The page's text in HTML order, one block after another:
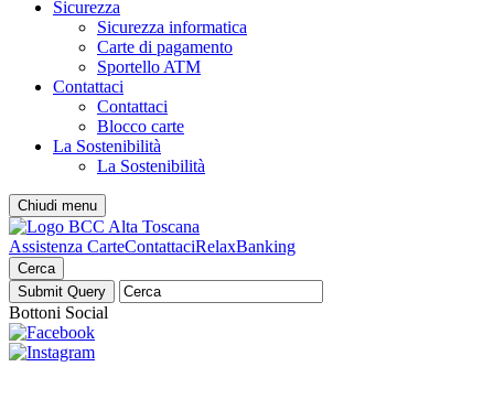
Sicurezza
Sicurezza informatica
Carte di pagamento
Sportello ATM
Contattaci
Contattaci
Blocco carte
La Sostenibilità
La Sostenibilità
Chiudi menu
Assistenza CarteContattaciRelaxBanking
Cerca
Bottoni Social